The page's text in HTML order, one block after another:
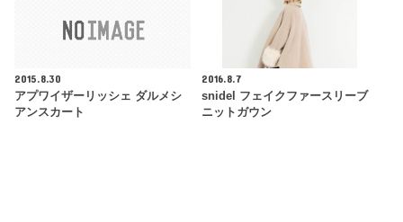
2015.8.30
アプワイザーリッシェ ダルメシ
アンスカート
2016.8.7
snidel フェイクファースリーブ
ニットガウン